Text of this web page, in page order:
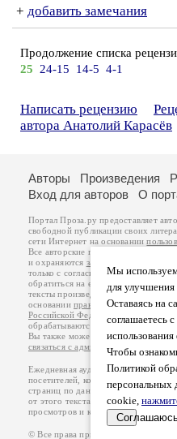
+ добавить замечания
Продолжение списка
25
24-15 14-5 4-1
Написать рецензию
автора Анатолий Карасёв
Мы
для улучшения
Оставаясь на
соглашаетесь
Чтобы
Политикой
персональных
cookie,
Авторы Произведения
Вход для авторов
О
Портал Проза.ру предоставляет
свободной публикации своих
сети Интернет на основании
Все авторские права на
и охраняются законом
.
только с согласия его автора, к
обратиться на его авторской
тексты произведений авторы несут
основанииправил публикациии
Российской Федерации
обрабатываются на основании
Вы также можете посмотреть
связаться с администрацией
Ежедневная аудитория портала
посетителей, которые в общей
страниц по данным счетчика
от этого текста. В каждой графе
просмотров и количество
© Все права принадлежат